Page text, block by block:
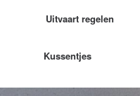
Uitvaart regelen
Kussentjes